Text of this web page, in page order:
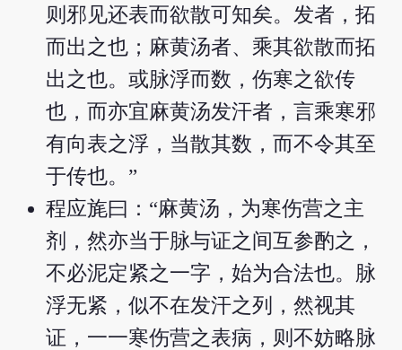
则邪见还表而欲散可知矣。发者，拓
而出之也；麻黄汤者、乘其欲散而拓
出之也。或脉浮而数，伤寒之欲传
也，而亦宜麻黄汤发汗者，言乘寒邪
有向表之浮，当散其数，而不令其至
于传也。”
程应旄曰：“麻黄汤，为寒伤营之主
剂，然亦当于脉与证之间互参酌之，
不必泥定紧之一字，始为合法也。脉
浮无紧，似不在发汗之列，然视其
证，一一寒伤营之表病，则不妨略脉